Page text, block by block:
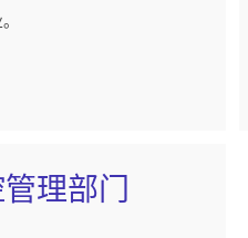
理部门